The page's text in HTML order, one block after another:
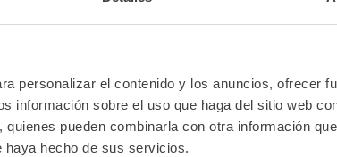
personalizar el contenido y los anuncios, ofrecer
información sobre el uso que haga del sitio web
pueden combinarla con otra información
haya hecho de sus servicios.
644 639 92